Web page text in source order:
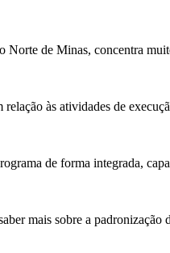
de Minas, concentra
às atividades de
de forma integrada,
mais sobre a padronização